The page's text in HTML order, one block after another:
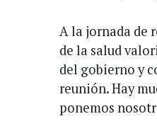
A la jornada de
de la salud
del gobierno y
reunión. Hay
ponemos